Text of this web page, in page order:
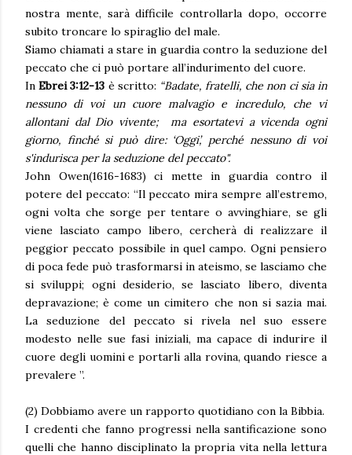
nostra mente, sarà difficile controllarla dopo, occorre
subito troncare lo spiraglio del male.
Siamo chiamati a stare in guardia contro la seduzione del
peccato che ci può portare all’indurimento del cuore.
InEbrei 3:12-13 è scritto: “Badate, fratelli, che non ci sia in
nessuno di voi un cuore malvagio e incredulo, che vi
allontani dal Dio vivente; ma esortatevi a vicenda ogni
giorno, finché si può dire: ‘Oggi’, perché nessuno di voi
s'indurisca per la seduzione del peccato".
John Owen(1616-1683) ci mette in guardia contro il
potere del peccato: “Il peccato mira sempre all’estremo,
ogni volta che sorge per tentare o avvinghiare, se gli
viene lasciato campo libero, cercherà di realizzare il
peggior peccato possibile in quel campo. Ogni pensiero
di poca fede può trasformarsi in ateismo, se lasciamo che
si sviluppi; ogni desiderio, se lasciato libero, diventa
depravazione; è come un cimitero che non si sazia mai.
La seduzione del peccato si rivela nel suo essere
modesto nelle sue fasi iniziali, ma capace di indurire il
cuore degli uomini e portarli alla rovina, quando riesce a
prevalere ”.
(2) Dobbiamo avere un rapporto quotidiano con la Bibbia.
I credenti che fanno progressi nella santificazione sono
quelli che hanno disciplinato la propria vita nella lettura